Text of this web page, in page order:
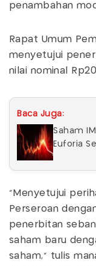
penambahan
Rapat Umum
menyetujui
nilai nominal
Baca Juga:
Saham
Euforia
"Menyetujui
Perseroan
penerbitan
saham baru
saham," tulis